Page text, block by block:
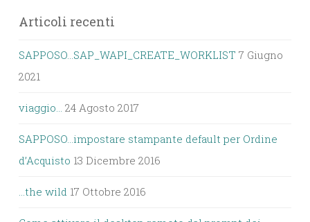
Articoli recenti
SAPPOSO…SAP_WAPI_CREATE_WORKLIST 7 Giugno
2021
viaggio… 24 Agosto 2017
SAPPOSO…impostare stampante default per Ordine
d’Acquisto 13 Dicembre 2016
…the wild 17 Ottobre 2016